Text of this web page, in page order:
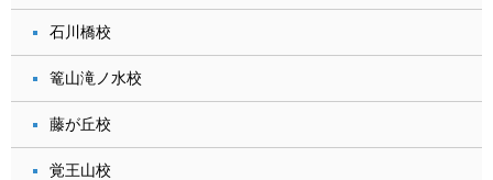
石川橋校
篭山滝ノ水校
藤が丘校
覚王山校